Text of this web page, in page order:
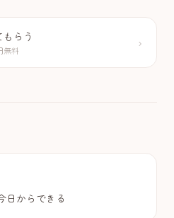
らう
無料 ›
日からできる